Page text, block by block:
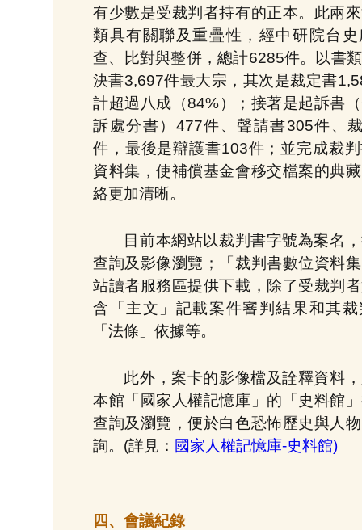
有少數是受裁判者持有的正本。此兩
類具有關聯及重疊性，經中研院台
查、比對與整併，總計6285件。以書
決書3,697件最大宗，其次是裁定書
計超過八成（84%）；接著是起訴書
訴處分書）477件、聲請書305件、
件，最後是辯護書103件；並完成裁
資料集，使補償基金會移交檔案的典
絡更加清晰。
目前本網站以裁判書字號為案名
查詢及影像瀏覽；「裁判書數位資料
站讀者服務區提供下載，除了受裁判
含「主文」記載案件審判結果和其
「法條」依據等。
此外，案卡的影像檔及詮釋資料
本館「國家人權記憶庫」的「史料館
查詢及瀏覽，便於白色恐怖歷史與人
詢。(詳見： 國家人權記憶庫-史料館)
四、會議紀錄